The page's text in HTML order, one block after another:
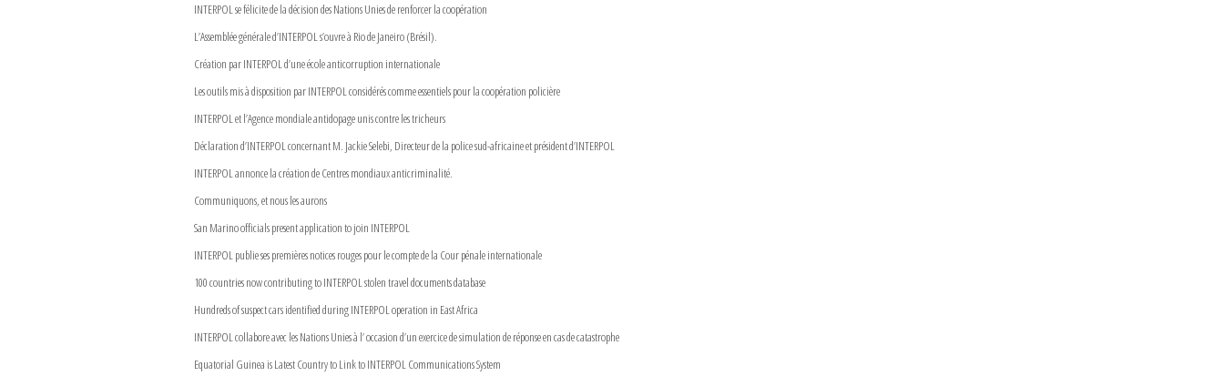
INTERPOL se félicite de la décision des Nations Unies de renforcer la coopération
L’Assemblée générale d’INTERPOL s’ouvre à Rio de Janeiro (Brésil).
Création par INTERPOL d’une école anticorruption internationale
Les outils mis à disposition par INTERPOL considérés comme essentiels pour la coopération policière
INTERPOL et l’Agence mondiale antidopage unis contre les tricheurs
Déclaration d’INTERPOL concernant M. Jackie Selebi, Directeur de la police sud-africaine et président d’INTERPOL
INTERPOL annonce la création de Centres mondiaux anticriminalité.
Communiquons, et nous les aurons
San Marino officials present application to join INTERPOL
INTERPOL publie ses premières notices rouges pour le compte de la Cour pénale internationale
100 countries now contributing to INTERPOL stolen travel documents database
Hundreds of suspect cars identified during INTERPOL operation in East Africa
INTERPOL collabore avec les Nations Unies à l’ occasion d’un exercice de simulation de réponse en cas de catastrophe
Equatorial Guinea is Latest Country to Link to INTERPOL Communications System